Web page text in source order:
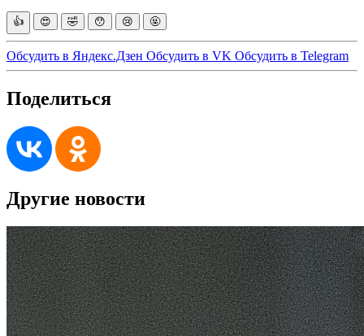
👍 😍 🤣 😯 😢 🤬
Обсудить в Яндекс.Дзен Обсудить в VK Обсудить в Telegram
Поделиться
Другие новости